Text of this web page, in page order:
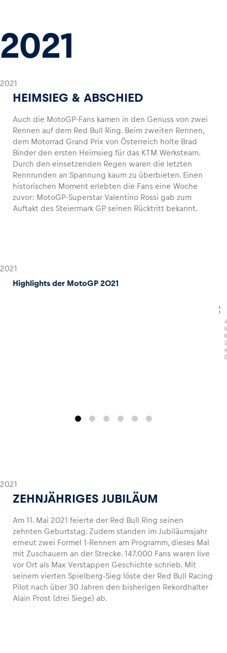
2021
2021
HEIMSIEG & ABSCHIED
Auch die MotoGP-Fans kamen in den Genuss von zwei
Rennen auf dem Red Bull Ring. Beim zweiten Rennen,
dem Motorrad Grand Prix von Österreich holte Brad
Binder den ersten Heimsieg für das KTM Werksteam.
Durch den einsetzenden Regen waren die letzten
Rennrunden an Spannung kaum zu überbieten. Einen
historischen Moment erlebten die Fans eine Woche
zuvor: MotoGP-Superstar Valentino Rossi gab zum
Auftakt des Steiermark GP seinen Rücktritt bekannt.
2021
Highlights der MotoGP 2021
,
2021
ZEHNJÄHRIGES JUBILÄUM
Am 11. Mai 2021 feierte der Red Bull Ring seinen
zehnten Geburtstag. Zudem standen im Jubiläumsjahr
erneut zwei Formel 1-Rennen am Programm, dieses Mal
mit Zuschauern an der Strecke. 147.000 Fans waren live
vor Ort als Max Verstappen Geschichte schrieb. Mit
seinem vierten Spielberg-Sieg löste der Red Bull Racing
Pilot nach über 30 Jahren den bisherigen Rekordhalter
Alain Prost (drei Siege) ab.